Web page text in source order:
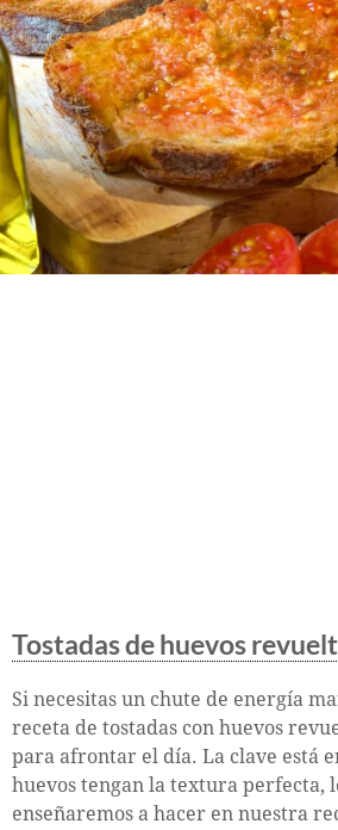
Tostadas de huevos
Si necesitas un chute de energía
receta de tostadas con huevos
para afrontar el día. La clave está
huevos tengan la textura perfecta,
enseñaremos a hacer en nuestra